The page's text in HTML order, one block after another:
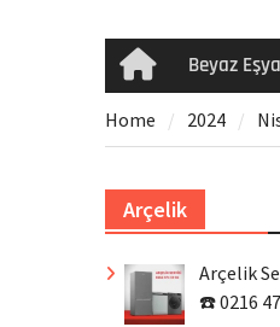
HomeBeyaz
Home 2024
Arçelik
Arçelik
☎️ 0216